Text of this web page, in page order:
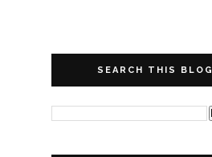
SEARCH THIS BLOG